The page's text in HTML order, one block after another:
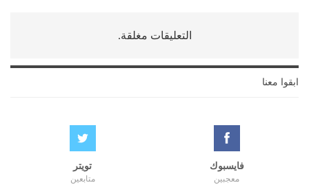
التعليقات مغلقة.
ابقوا معنا
فايسبوك
معجبين
تويتر
متابعين